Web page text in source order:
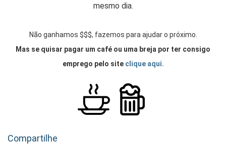
mesmo dia.
Não ganhamos $$$, fazemos para ajudar o próximo.
Mas se quisar pagar um café ou uma breja por ter consigo
emprego pelo site clique aqui.
Compartilhe